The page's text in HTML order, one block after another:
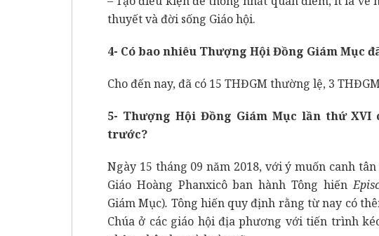
thuyết và đời sống Giáo hội.
4- Có bao nhiêu Thượng Hội Đồng Giám Mục
Cho đến nay, đã có 15 THĐGM thường lệ, 3
5- Thượng Hội Đồng Giám Mục lần thứ
trước?
Ngày 15 tháng 09 năm 2018, với ý muốn canh
Giáo Hoàng Phanxicô ban hành Tông hiến
Giám Mục). Tông hiến quy định rằng từ nay có
Chúa ở các giáo hội địa phương với tiến trình